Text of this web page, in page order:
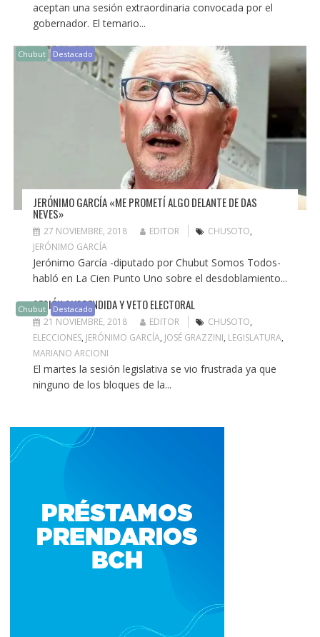
aceptan una sesión extraordinaria convocada por el
gobernador. El temario...
Chubut Destacado
JERÓNIMO GARCÍA «ME PROMETÍ ALGO DELANTE DE DAS
NEVES»
27 NOVIEMBRE, 2018 EDITOR CHUSOTO,
JERÓNIMO GARCÍA
Jerónimo García -diputado por Chubut Somos Todos-
habló en La Cien Punto Uno sobre el desdoblamiento...
Chubut Destacado
SESIÓN SUSPENDIDA Y VETO ELECTORAL
21 NOVIEMBRE, 2018 EDITOR CHUSOTO,
ELECCIONES, JERÓNIMO GARCÍA, JOSÉ GRAZZINI, LEGISLATURA,
MARIANO ARCIONI
El martes la sesión legislativa se vio frustrada ya que
ninguno de los bloques de la...